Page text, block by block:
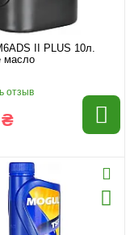
II PLUS 10л.
масло
отзыв
₴